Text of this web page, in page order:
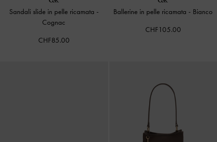
Sandali slide in pelle ricamata -
Cognac
CHF85.00
Ballerine in pelle ricamata - Bianco
CHF105.00